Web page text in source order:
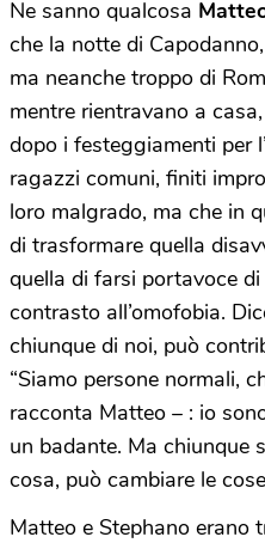
Ne sanno qualcosa
che la notte di
ma neanche troppo di
mentre rientravano a
dopo i festeggiamenti per
ragazzi comuni, finiti
loro malgrado, ma che in
di trasformare quella
quella di farsi portavoce
contrasto all’omofobia.
chiunque di noi, può
“Siamo persone normali,
racconta Matteo – : io
un badante. Ma chiunque
cosa, può cambiare le
Matteo e Stephano erano